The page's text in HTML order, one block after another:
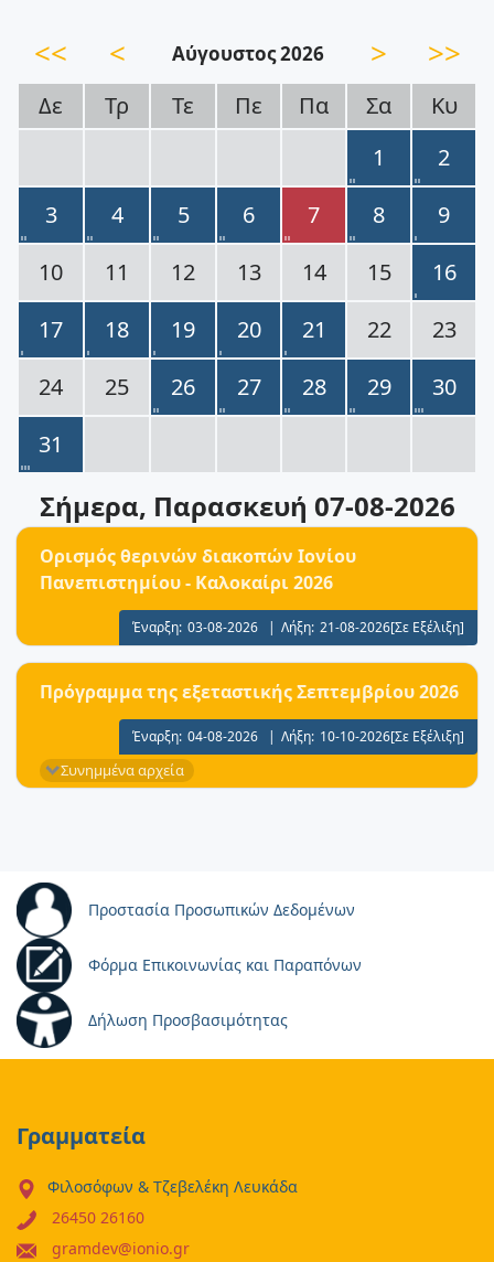
<< < Αύγουστος 2026 > >>
Δε Τρ Τε Πε Πα Σα
Κυ
1
2
3
4 5 6 7 8
9
10
11 12 13 14 15
16
17
18 19 20 21 22
23
24
25 26 27 28 29
30
31
Σήμερα, Παρασκευή 07-08-2026
Ορισμός θερινών διακοπών Ιονίου
Πανεπιστημίου - Καλοκαίρι 2026
Έναρξη: 03-08-2026 | Λήξη: 21-08-2026[Σε Εξέλιξη]
Πρόγραμμα της εξεταστικής Σεπτεμβρίου 2026
Έναρξη: 04-08-2026 | Λήξη: 10-10-2026[Σε Εξέλιξη]
Συνημμένα αρχεία
Προστασία Προσωπικών Δεδομένων
Φόρμα Επικοινωνίας και Παραπόνων
Δήλωση Προσβασιμότητας
Γραμματεία
Φιλοσόφων & Τζεβελέκη Λευκάδα
26450 26160
gramdev@ionio.gr